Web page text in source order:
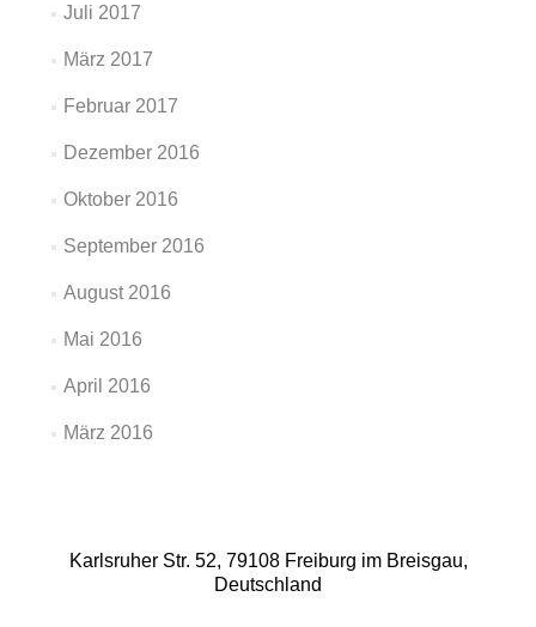
Juli 2017
März 2017
Februar 2017
Dezember 2016
Oktober 2016
September 2016
August 2016
Mai 2016
April 2016
März 2016
Karlsruher Str. 52, 79108 Freiburg im Breisgau,
Deutschland